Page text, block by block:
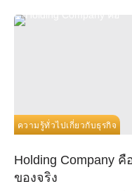
ความรู้ทั่วไปเกี่ยวกับธุรกิจ
Holding Company
ของจริง